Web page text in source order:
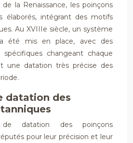
la Renaissance, les poinçons
élaborés, intégrant des motifs
Au XVIIIe siècle, un système
été mis en place, avec des
changeant chaque
une datation très précise des
datation des
datation des poinçons
pour leur précision et leur